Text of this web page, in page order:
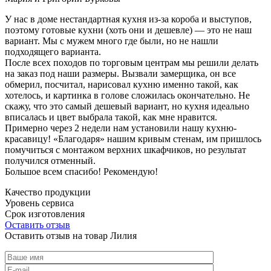
У нас в доме нестандартная кухня из-за короба и выступов,
поэтому готовые кухни (хоть они и дешевле) — это не наш
вариант. Мы с мужем много где были, но не нашли
подходящего варианта.
После всех походов по торговым центрам мы решили делать
на заказ под наши размеры. Вызвали замерщика, он все
обмерил, посчитал, нарисовал кухню именно такой, как
хотелось, и картинка в голове сложилась окончательно. Не
скажу, что это самый дешевый вариант, но кухня идеально
вписалась и цвет выбрала такой, как мне нравится.
Примерно через 2 недели нам установили нашу кухню-
красавицу! «Благодаря» нашим кривым стенам, им пришлось
помучиться с монтажом верхних шкафчиков, но результат
получился отменный.
Большое всем спасибо! Рекомендую!
Качество продукции
Уровень сервиса
Срок изготовления
Оставить отзыв
Оставить отзыв на товар Лилия